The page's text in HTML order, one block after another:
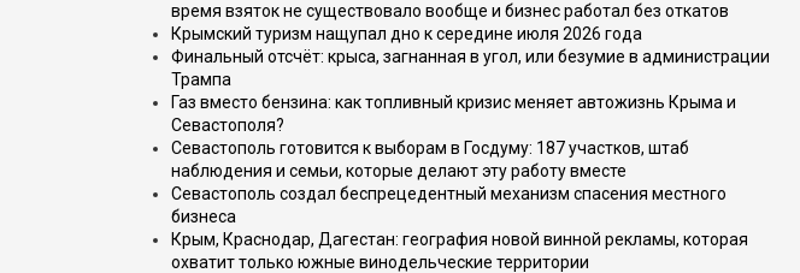
время взяток не существовало вообще и бизнес работал без откатов
Крымский туризм нащупал дно к середине июля 2026 года
Финальный отсчёт: крыса, загнанная в угол, или безумие в администрации
Трампа
Газ вместо бензина: как топливный кризис меняет автожизнь Крыма и
Севастополя?
Севастополь готовится к выборам в Госдуму: 187 участков, штаб
наблюдения и семьи, которые делают эту работу вместе
Севастополь создал беспрецедентный механизм спасения местного
бизнеса
Крым, Краснодар, Дагестан: география новой винной рекламы, которая
охватит только южные винодельческие территории